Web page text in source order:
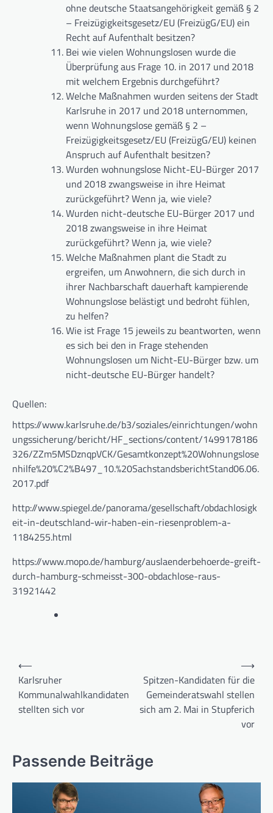
ohne deutsche Staatsangehörigkeit gemäß § 2
– Freizügigkeitsgesetz/EU (FreizügG/EU) ein
Recht auf Aufenthalt besitzen?
Bei wie vielen Wohnungslosen wurde die
Überprüfung aus Frage 10. in 2017 und 2018
mit welchem Ergebnis durchgeführt?
Welche Maßnahmen wurden seitens der Stadt
Karlsruhe in 2017 und 2018 unternommen,
wenn Wohnungslose gemäß § 2 –
Freizügigkeitsgesetz/EU (FreizügG/EU) keinen
Anspruch auf Aufenthalt besitzen?
Wurden wohnungslose Nicht-EU-Bürger 2017
und 2018 zwangsweise in ihre Heimat
zurückgeführt? Wenn ja, wie viele?
Wurden nicht-deutsche EU-Bürger 2017 und
2018 zwangsweise in ihre Heimat
zurückgeführt? Wenn ja, wie viele?
Welche Maßnahmen plant die Stadt zu
ergreifen, um Anwohnern, die sich durch in
ihrer Nachbarschaft dauerhaft kampierende
Wohnungslose belästigt und bedroht fühlen,
zu helfen?
Wie ist Frage 15 jeweils zu beantworten, wenn
es sich bei den in Frage stehenden
Wohnungslosen um Nicht-EU-Bürger bzw. um
nicht-deutsche EU-Bürger handelt?
Quellen:
https://www.karlsruhe.de/b3/soziales/einrichtungen/wohn
ungssicherung/bericht/HF_sections/content/1499178186
326/ZZm5MSDznqpVCK/Gesamtkonzept%20Wohnungslose
nhilfe%20%C2%B497_10.%20SachstandsberichtStand06.06.
2017.pdf
http://www.spiegel.de/panorama/gesellschaft/obdachlosigk
eit-in-deutschland-wir-haben-ein-riesenproblem-a-
1184255.html
https://www.mopo.de/hamburg/auslaenderbehoerde-greift-
durch-hamburg-schmeisst-300-obdachlose-raus-
31921442
Beitragsnavigation
⟵
Karlsruher
Kommunalwahlkandidaten
stellten sich vor
Spitzen-Kandidaten für die
Gemeinderatswahl stellen
sich am 2. Mai in Stupferich
vor
⟶
Passende Beiträge